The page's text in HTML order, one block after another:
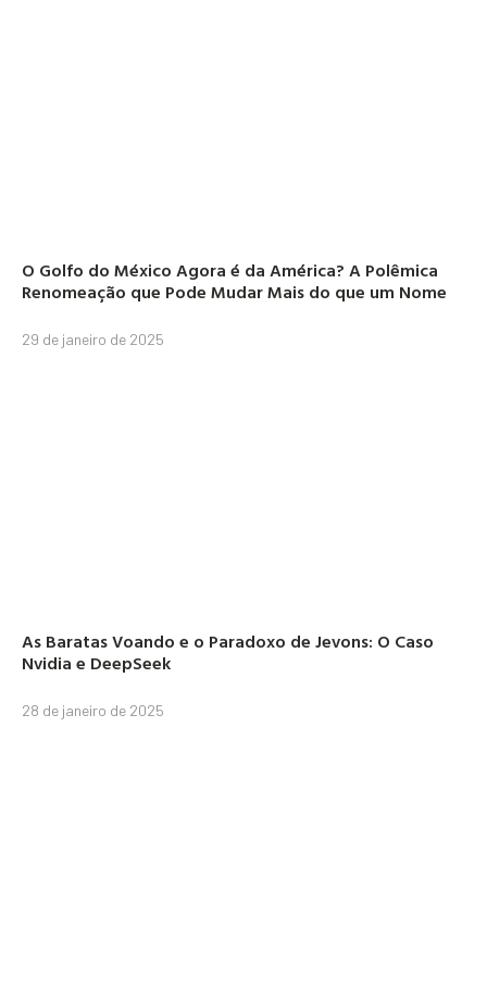
O Golfo do México Agora é da América? A Polêmica
Renomeação que Pode Mudar Mais do que um Nome
29 de janeiro de 2025
As Baratas Voando e o Paradoxo de Jevons: O Caso
Nvidia e DeepSeek
28 de janeiro de 2025